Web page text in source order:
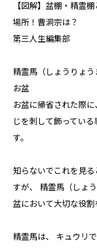
【図解】盆棚・精霊
場所！曹洞宗は？
第三人生編集部
精霊馬（しょうりょう
お盆
お盆に帰省された際
じを刺して飾ってい
す。
知らないでこれを見
すが、 精霊馬（しょ
盆において大切な役割
精霊馬は、 キュウリ